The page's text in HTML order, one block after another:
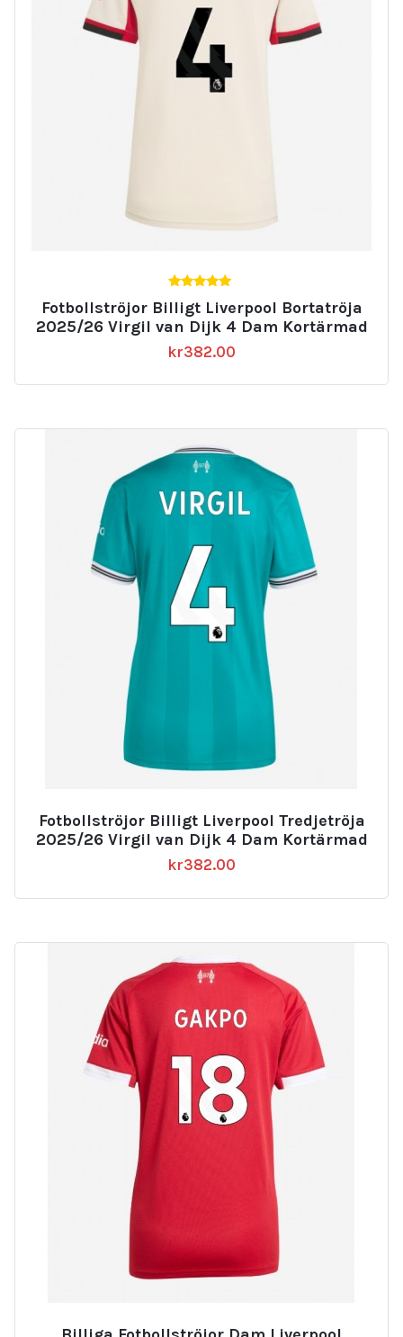
av 5
Fotbollströjor Billigt Liverpool Bortatröja
2025/26 Virgil van Dijk 4 Dam Kortärmad
kr382.00
Fotbollströjor Billigt Liverpool Tredjetröja
2025/26 Virgil van Dijk 4 Dam Kortärmad
kr382.00